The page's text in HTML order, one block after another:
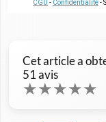
CGU - Confidentialité-
Cet article a
51avis
★★★★★